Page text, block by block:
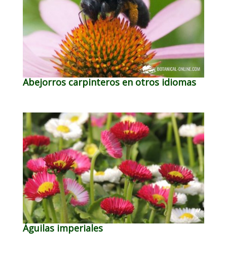
Abejorros carpinteros en otros idiomas
Águilas imperiales